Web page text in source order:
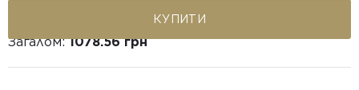
КУПИТИ
Загалом:1078.56 грн